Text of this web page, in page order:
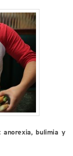
anorexia, bulimia y